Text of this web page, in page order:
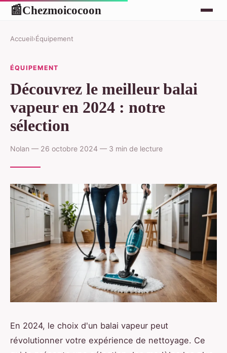
📰Chezmoicocoon
Accueil›Équipement
ÉQUIPEMENT
Découvrez le meilleur balai
vapeur en 2024 : notre
sélection
Nolan — 26 octobre 2024 — 3 min de lecture
En 2024, le choix d'un balai vapeur peut
révolutionner votre expérience de nettoyage. Ce